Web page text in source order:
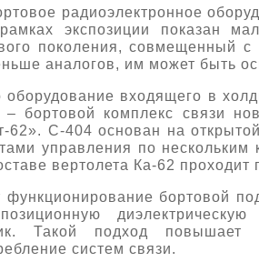
радиоэлектронное
экспозиции показан
поколения,
аналогов, им может быть
входящего в
– бортовой комплекс связи
62». С-404 основан на
управления по
вертолета Ка-62
бортовой
Такой подход
систем связи.